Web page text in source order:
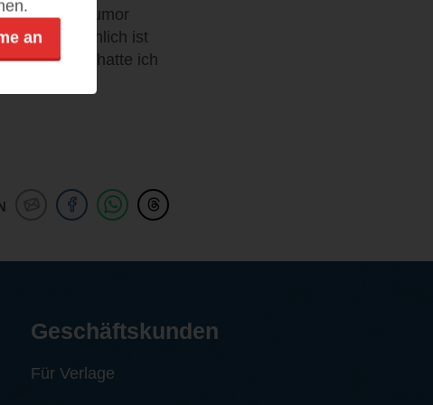
seinem Humor
wahrscheinlich ist
Dennoch hatte ich
an
Geschäftskunden
Für Verlage